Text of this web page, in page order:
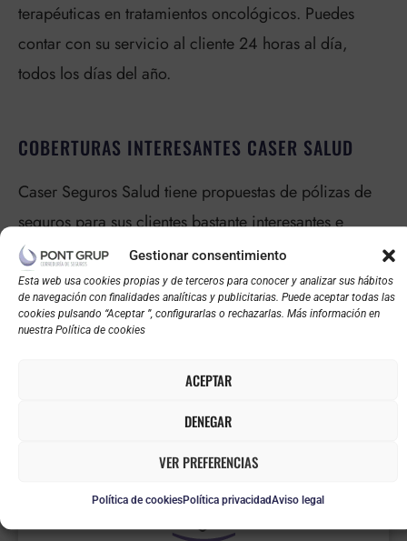
Gestionar consentimiento
Esta web usa cookies propias y de terceros para conocer y analizar sus hábitos
de navegación con finalidades analíticas y publicitarias. Puede aceptar todas las
cookies pulsando “Aceptar ”, configurarlas o rechazarlas. Más información en
nuestra Política de cookies
ACEPTAR
DENEGAR
VER PREFERENCIAS
Política de cookiesPolítica privacidadAviso legal
terapéuticas en tratamientos oncológicos. Puedes
contar con su servicio al cliente 24 horas al día,
todos los días del año.
COBERTURAS INTERESANTES CASER SALUD
Caser Seguros Salud tiene propuestas de pólizas de
seguros para sus clientes bastante interesantes e
innovadoras, tanto por los servicios que se
encuentran incluidos en ellas, como por las
coberturas que se pueden agregar de manera
más destacables que ofrece Caser Seguros: